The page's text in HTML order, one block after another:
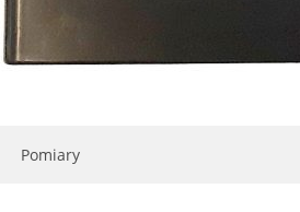
Pomiary